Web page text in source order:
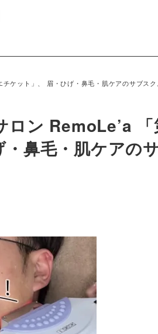
ケット」、 眉・ひげ・鼻毛・肌ケアのサブスク
ン RemoLe’a 「
鼻毛・肌ケアの